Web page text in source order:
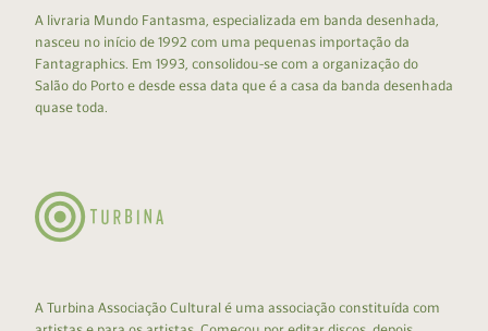
A livraria Mundo Fantasma, especializada em banda desenhada,
nasceu no início de 1992 com uma pequenas importação da
Fantagraphics. Em 1993, consolidou-se com a organização do
Salão do Porto e desde essa data que é a casa da banda desenhada
quase toda.
A Turbina Associação Cultural é uma associação constituída com